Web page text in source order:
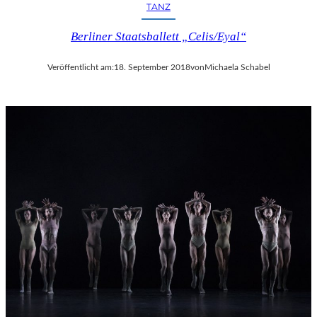
TANZ
Berliner Staatsballett „Celis/Eyal“
Veröffentlicht am:18. September 2018von Michaela Schabel